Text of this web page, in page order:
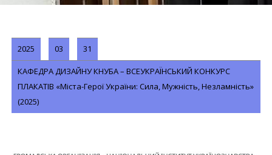
2025 03 31
КАФЕДРА ДИЗАЙНУ КНУБА – ВСЕУКРАЇНСЬКИЙ КОНКУРС
ПЛАКАТІВ «Міста-Герої України: Сила, Мужність, Незламність»
(2025)